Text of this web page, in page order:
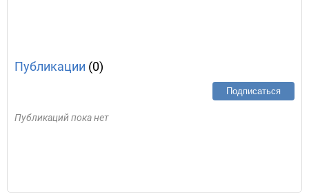
Публикации (0)
Подписаться
Публикаций пока нет